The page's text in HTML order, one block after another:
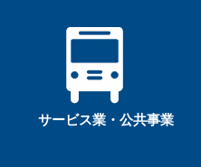
サービス業・公共事業